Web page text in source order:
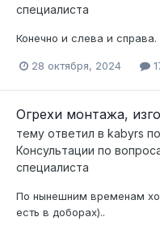
специалиста
Конечно и слева и справа.
28 октября, 2024
Огрехи монтажа,
тему ответил в kabyrs
Консультации по
специалиста
По нынешним временам
есть в доборах)..